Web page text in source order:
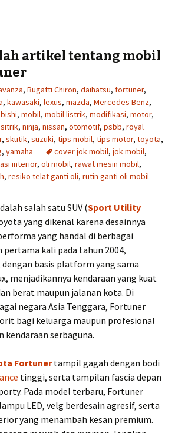
artikel tentang mobil
, Bugatti Chiron, daihatsu, fortuner,
, kawasaki, lexus, mazda, Mercedes Benz,
, mobil, mobil listrik, modifikasi, motor,
, ninja, nissan, otomotif, psbb, royal
, skutik, suzuki, tips mobil, tips motor, toyota,
, yamaha cover jok mobil, jok mobil,
interior, oli mobil, rawat mesin mobil,
, resiko telat ganti oli, rutin ganti oli mobil
salah satu SUV (Sport Utility
yang dikenal karena desainnya
yang handal di berbagai
pertama kali pada tahun 2004,
basis platform yang sama
menjadikannya kendaraan yang kuat
berat maupun jalanan kota. Di
negara Asia Tenggara, Fortuner
bagi keluarga maupun profesional
kendaraan serbaguna.
Fortunertampil gagah dengan bodi
tinggi, serta tampilan fascia depan
Pada model terbaru, Fortuner
LED, velg berdesain agresif, serta
yang menambah kesan premium.